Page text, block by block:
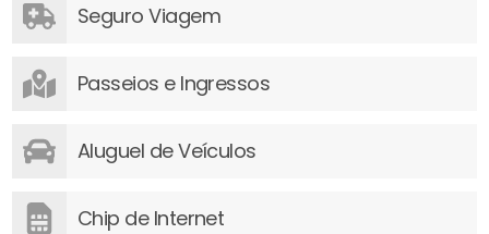
Seguro Viagem
Passeios e Ingressos
Aluguel de Veículos
Chip de Internet